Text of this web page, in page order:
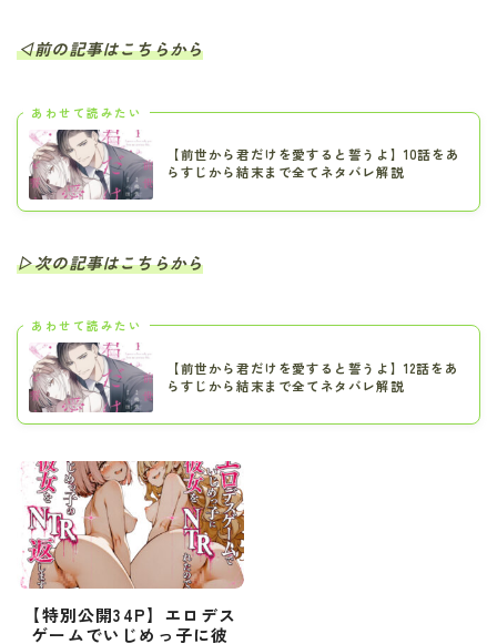
◁前の記事はこちらから
あわせて読みたい
【前世から君だけを愛すると誓うよ】10話をあ
らすじから結末まで全てネタバレ解説
▷次の記事はこちらから
あわせて読みたい
【前世から君だけを愛すると誓うよ】12話をあ
らすじから結末まで全てネタバレ解説
【特別公開34P】エロデス
ゲームでいじめっ子に彼